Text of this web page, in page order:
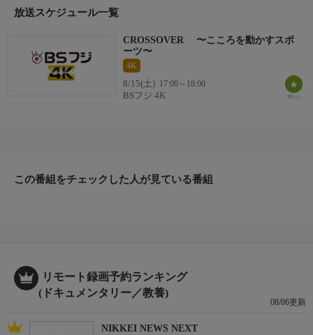
このコーナーでは、「今、あなたが挑戦していることは?」とい
ゴルフ宮里流 〜悩み解消メソッド〜
宮里聖志プロがアマチュアゴルファーの悩みに優しく向き合い、
父から伝承する宮里メソッドを基に、ゴルファーみんなに共通す
る悩みの解消ポイントを伝える
CROSS DOCUMENTRY：杉谷拳士（元プロ野球選手）、ゴルフ
公式Xアカウント
@Crossover_bs
おしらせ
放送スケジュール一覧
CROSSOVER 〜こころを動かすスポ
ーツ〜
4K
8/15(土) 17:00～18:00
BSフジ 4K
この番組をチェックした人が見ている番組
リモート録画予約ランキング
(ドキュメンタリー／教養)
08/06更新
NIKKEI NEWS NEXT